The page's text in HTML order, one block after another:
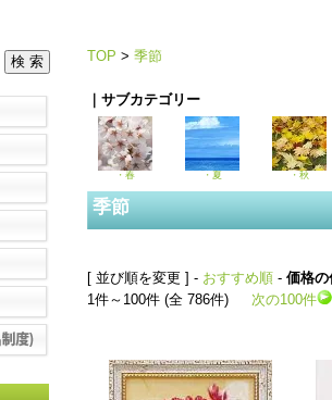
TOP > 季節
｜サブカテゴリー
・春 ・夏 ・秋
季節
[ 並び順を変更 ] - おすすめ順 - 価格の
1件～100件 (全 786件) 次の100件